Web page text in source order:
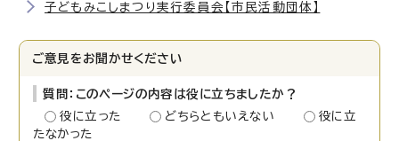
子どもみこしまつり実行委員会【市民活動団体】
ご意見をお聞かせください
質問：このページの内容は役に立ちましたか？
役に立った
どちらともいえない
役に立
たなかった